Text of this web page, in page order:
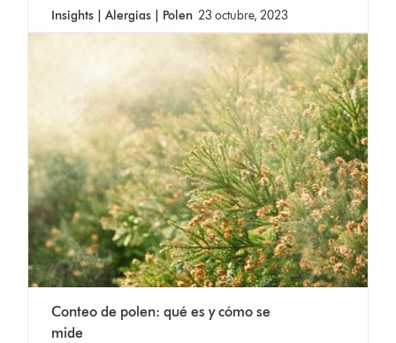
Insights | Alergias | Polen 23 octubre, 2023
Conteo de polen: qué es y cómo se
mide